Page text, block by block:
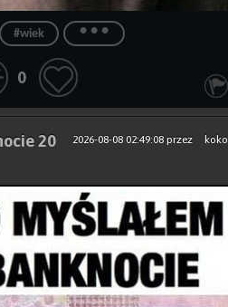
#wiek ...
0
2026-08-08 02:49:08przez koko
20